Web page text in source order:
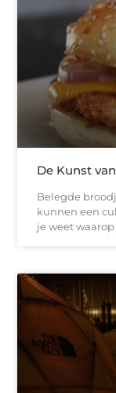
De Kunst
Belegde
kunnen een
je weet